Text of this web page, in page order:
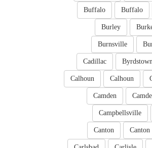
Buffalo
Buffalo
Burley
Burnsville
Cadillac
Calhoun
Calhoun
Camden
Campbellsville
Canton
Canton